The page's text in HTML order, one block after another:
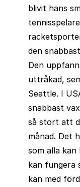
blivit hans
den
Den
uttråkad,
Seattle. I
snabbast
så stort att
månad. Det
som alla kan
kan fungera
kan med